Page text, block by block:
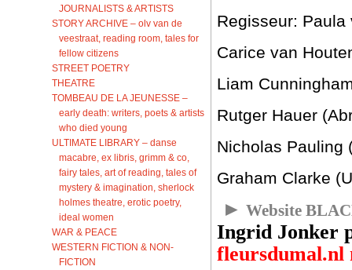
JOURNALISTS & ARTISTS
STORY ARCHIVE – olv van de
veestraat, reading room, tales for
fellow citizens
STREET POETRY
THEATRE
TOMBEAU DE LA JEUNESSE –
early death: writers, poets & artists
who died young
ULTIMATE LIBRARY – danse
macabre, ex libris, grimm & co,
fairy tales, art of reading, tales of
mystery & imagination, sherlock
holmes theatre, erotic poetry,
ideal women
WAR & PEACE
WESTERN FICTION & NON-
FICTION
Regisseur: Paula
Carice van
Liam
Rutger Hauer
Nicholas Pauling
Graham Clarke
► Website
Ingrid Jonker
fleursdumal.nl